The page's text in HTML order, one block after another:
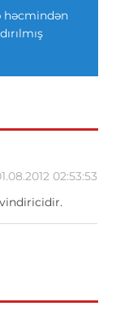
həcmindən
02:53:53